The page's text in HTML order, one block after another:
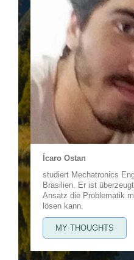
Ícaro Ostan
studiert Mechatronics
Brasilien. Er ist
Ansatz die Problematik
lösen kann.
MY THOUGHTS